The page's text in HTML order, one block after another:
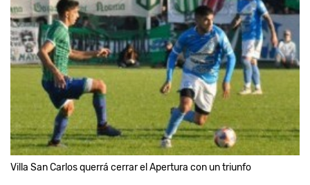
Villa San Carlos querrá cerrar el Apertura con un triunfo